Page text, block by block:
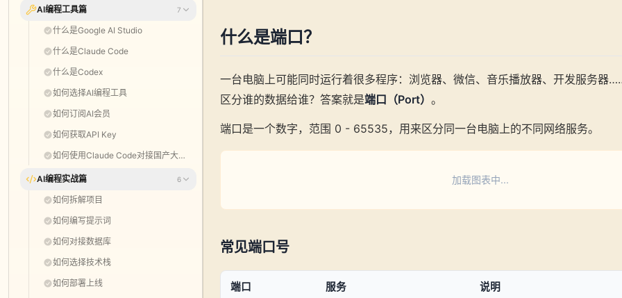
AI编程工具篇 7
什么是Google AI Studio
什么是Claude Code
什么是Codex
如何选择AI编程工具
如何订阅AI会员
如何获取API Key
如何使用Claude Code对接国产大模型
AI编程实战篇 6
如何拆解项目
如何编写提示词
如何对接数据库
如何选择技术栈
如何部署上线
什么是端口？
一台电脑上可能同时运行着很多程序：浏览器、微信、音乐播放器、开发服务器
区分谁的数据给谁？答案就是端口（Port） 。
端口是一个数字，范围 0 - 65535，用来区分同一台电脑上的不同网络服务。
加载图表中...
常见端口号
端口 服务 说明